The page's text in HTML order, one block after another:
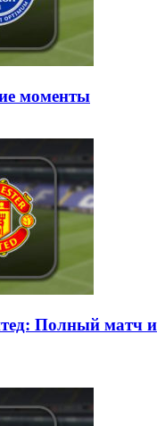
моменты
Полный матч и